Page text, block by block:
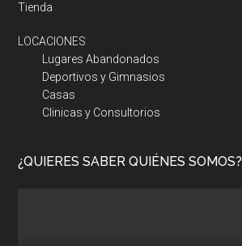
Tienda
LOCACIONES
Lugares Abandonados
Deportivos y Gimnasios
Casas
Clinicas y Consultorios
¿QUIERES SABER QUIÉNES SOMOS?